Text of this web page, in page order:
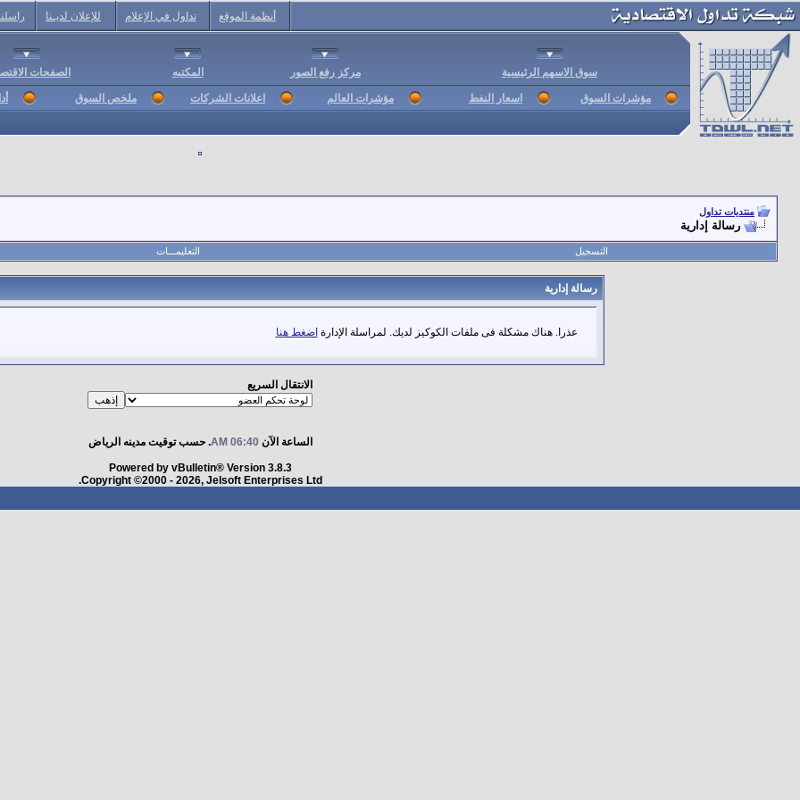
أنظمة الموقع تداول في الإعلام للإعلان لديـنا
سوق الاسهم الرئيسية مركز رفع الصور المكتبه الصفحات
مؤشرات السوق اسعار النفط مؤشرات العالم اعلانات الشركات ملخص السوق
منتديات تداول
رسالة إدارية
التسجيل التعليمـــات
رسالة إدارية
عذرا. هناك مشكلة فى ملفات الكوكيز لديك. لمراسلة الإدارة اضغط هنا
الانتقال السريع
الساعة الآن 06:40 AM . حسب توقيت مدينه الرياض
Powered by vBulletin® Version 3.8.3
Copyright ©2000 - 2026, Jelsoft Enterprises Ltd.